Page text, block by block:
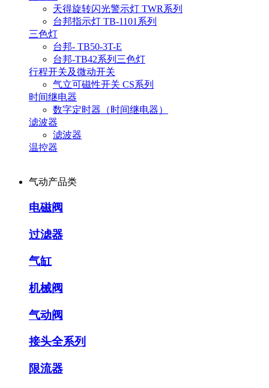
天得旋转闪光警示灯 TWR系列
台邦指示灯 TB-1101系列
三色灯
台邦- TB50-3T-E
台邦-TB42系列三色灯
行程开关及微动开关
气立可磁性开关 CS系列
时间继电器
数字定时器（时间继电器）
滤波器
滤波器
温控器
气动产品类
电磁阀
过滤器
气缸
机械阀
气动阀
接头全系列
限流器